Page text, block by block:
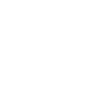
문, 한경닷컴,
구나 이해하기